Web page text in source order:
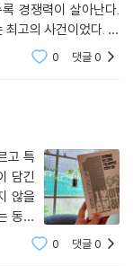
해진다. 실현하기가
마음이 조금이라도
불안이 한순간이라도
한 가능성을 시들게
과 자신을 비교하는
하려고 만들어졌
인가에 열정을 가진
다.
0 댓글0
고 특
않을
통적
하고
0 댓글0